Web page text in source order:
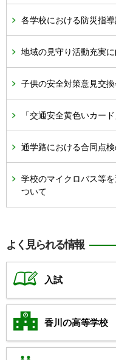
各学校における防災指
地域の見守り活動充実
子供の安全対策意見交
「交通安全黄色いカー
通学路における合同点
学校のマイクロバス等
ついて
よく見られる情報
入試
香川の高等学校